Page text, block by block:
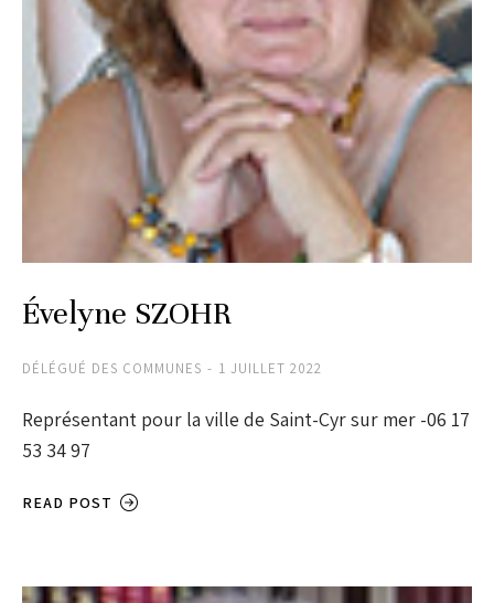
Évelyne SZOHR
DÉLÉGUÉ DES COMMUNES 1 JUILLET 2022
Représentant pour la ville de Saint-Cyr sur mer -06 17
53 34 97
READ POST